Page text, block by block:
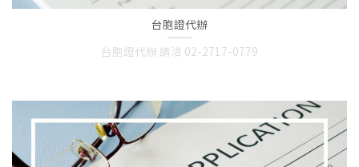
台胞證代辦
台胞證代辦 請洽 02-2717-0779